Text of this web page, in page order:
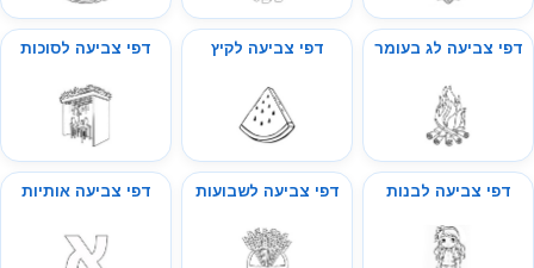
דפי צביעה לג בעומר דפי צביעה לקיץ דפי צביעה לסוכות
דפי צביעה לבנות דפי צביעה לשבועות דפי צביעה אותיות